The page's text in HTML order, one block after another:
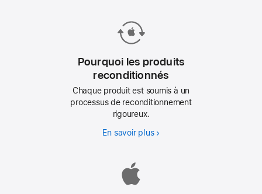
Pourquoi les produits
reconditionnés
Chaque produit est soumis à un
processus de reconditionnement
rigoureux.
En savoir plusPourquoi